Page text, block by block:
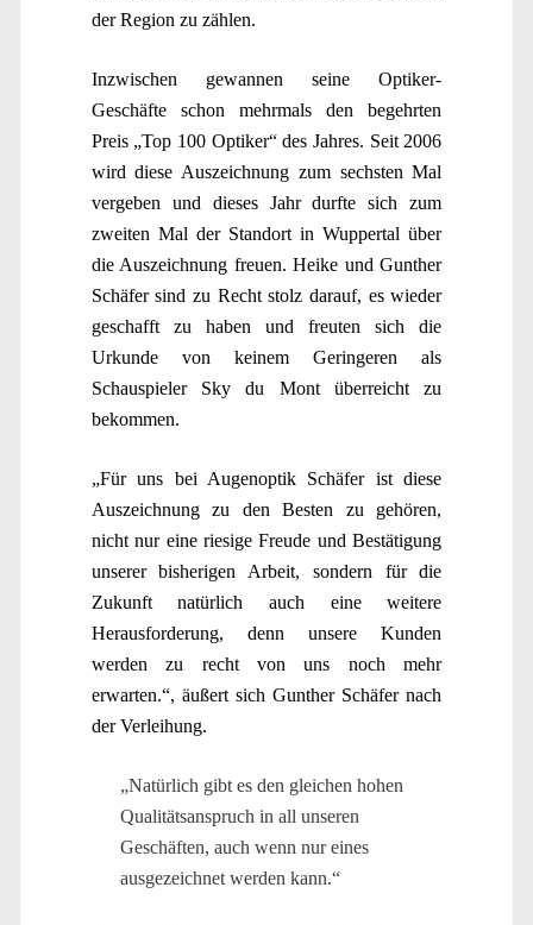
der Region zu zählen.
Inzwischen gewannen seine Optiker-
Geschäfte schon mehrmals den begehrten
Preis „Top 100 Optiker“ des Jahres. Seit 2006
wird diese Auszeichnung zum sechsten Mal
vergeben und dieses Jahr durfte sich zum
zweiten Mal der Standort in Wuppertal über
die Auszeichnung freuen. Heike und Gunther
Schäfer sind zu Recht stolz darauf, es wieder
geschafft zu haben und freuten sich die
Urkunde von keinem Geringeren als
Schauspieler Sky du Mont überreicht zu
bekommen.
„Für uns bei Augenoptik Schäfer ist diese
Auszeichnung zu den Besten zu gehören,
nicht nur eine riesige Freude und Bestätigung
unserer bisherigen Arbeit, sondern für die
Zukunft natürlich auch eine weitere
Herausforderung, denn unsere Kunden
werden zu recht von uns noch mehr
erwarten.“, äußert sich Gunther Schäfer nach
der Verleihung.
„Natürlich gibt es den gleichen hohen
Qualitätsanspruch in all unseren
Geschäften, auch wenn nur eines
ausgezeichnet werden kann.“